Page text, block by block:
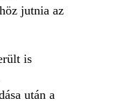
jutnia az
is
után a